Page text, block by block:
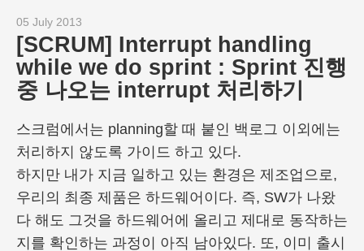
05 July 2013
[SCRUM] Interrupt handling
while we do sprint : Sprint 진행
중 나오는 interrupt 처리하기
스크럼에서는 planning할 때 붙인 백로그 이외에는
처리하지 않도록 가이드 하고 있다.
하지만 내가 지금 일하고 있는 환경은 제조업으로,
우리의 최종 제품은 하드웨어이다. 즉, SW가 나왔
다 해도 그것을 하드웨어에 올리고 제대로 동작하는
지를 확인하는 과정이 아직 남아있다. 또, 이미 출시